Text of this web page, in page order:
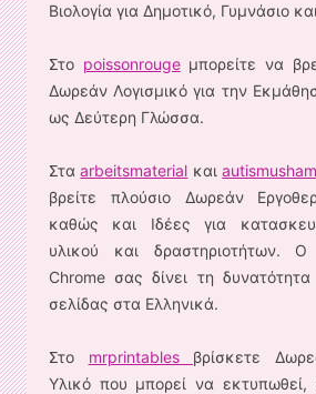
Βιολογία για Δημοτικό, Γυμνάσιο
Στο poissonrougeμπορείτε να
Δωρεάν Λογισμικό για την
ως Δεύτερη Γλώσσα.
Σταarbeitsmaterial και
βρείτε πλούσιο Δωρεάν
καθώς και Ιδέες για
υλικού και δραστηριοτήτων.
Chrome σας δίνει τη
σελίδας στα Ελληνικά.
Στο mrprintables βρίσκετε
Υλικό που μπορεί να εκτυπωθεί,